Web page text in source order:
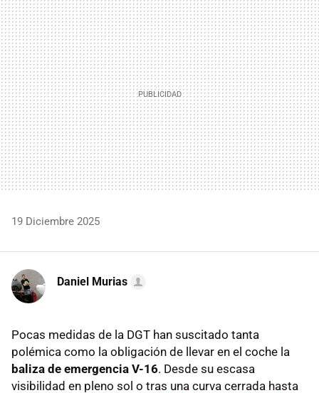
MAIL
19 Diciembre 2025
Daniel Murias
Pocas medidas de la DGT han suscitado tanta
polémica como la obligación de llevar en el coche la
baliza de emergencia V-16. Desde su escasa
visibilidad en pleno sol o tras una curva cerrada hasta